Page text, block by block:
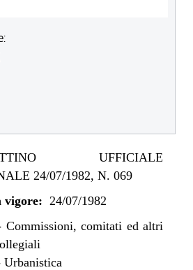
UFFICIALE
24/07/1982, N. 069
vigore: 24/07/1982
Commissioni, comitati ed altri
Urbanistica